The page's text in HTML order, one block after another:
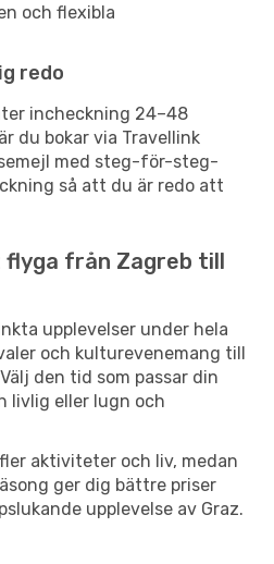
och flexibla
redo
incheckning 24–48
du bokar via Travellink
med steg-för-steg-
så att du är redo att
från Zagreb till
upplevelser under hela
och kulturevenemang till
den tid som passar din
livlig eller lugn och
aktiviteter och liv, medan
ger dig bättre priser
upplevelse av Graz.